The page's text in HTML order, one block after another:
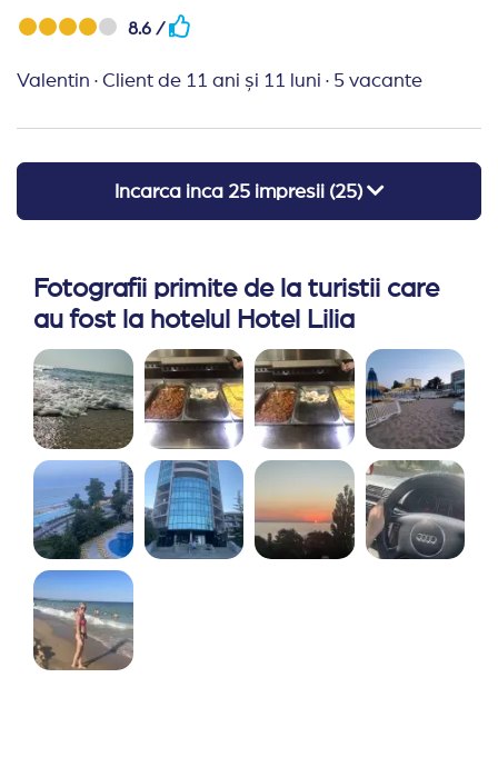
8.6 /
Valentin · Client de 11 ani și 11 luni · 5 vacante
Incarca inca 25impresii (25)
Fotografii primite de la turistii care
au fost la hotelul Hotel Lilia